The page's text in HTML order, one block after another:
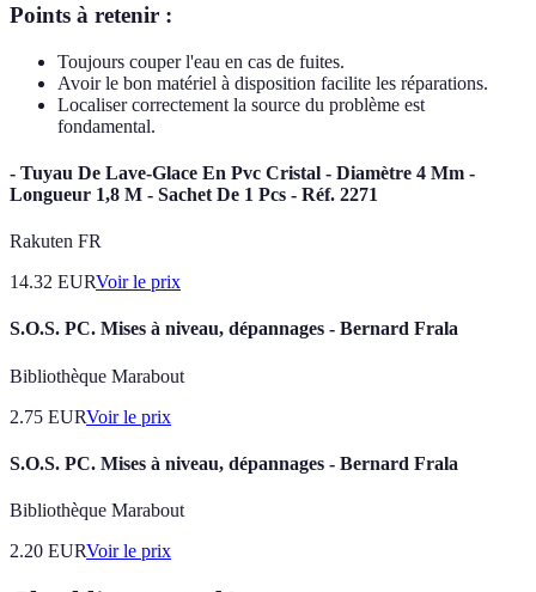
Points à retenir :
Toujours couper l'eau en cas de fuites.
Avoir le bon matériel à disposition facilite les réparations.
Localiser correctement la source du problème est
fondamental.
- Tuyau De Lave-Glace En Pvc Cristal - Diamètre 4 Mm -
Longueur 1,8 M - Sachet De 1 Pcs - Réf. 2271
Rakuten FR
14.32 EURVoir le prix
S.O.S. PC. Mises à niveau, dépannages - Bernard Frala
Bibliothèque Marabout
2.75 EURVoir le prix
S.O.S. PC. Mises à niveau, dépannages - Bernard Frala
Bibliothèque Marabout
2.20 EURVoir le prix